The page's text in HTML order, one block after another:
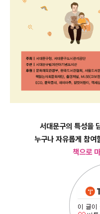
서대문구의 특성을
누구나 자유롭게 참여
책으로